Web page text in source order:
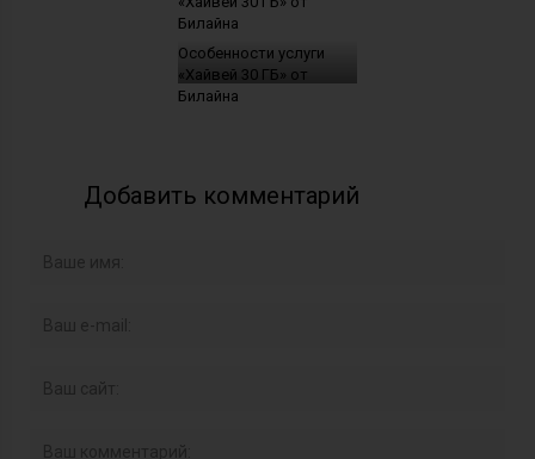
Особенности услуги
«Хайвей 30 ГБ» от
Билайна
Добавить комментарий